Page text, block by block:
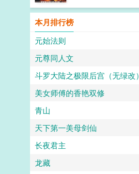
本月排行榜
元始法则
元尊同人文
斗罗大陆之极限后宫（无绿改）
美女师傅的香艳双修
青山
天下第一美母剑仙
长夜君主
龙藏